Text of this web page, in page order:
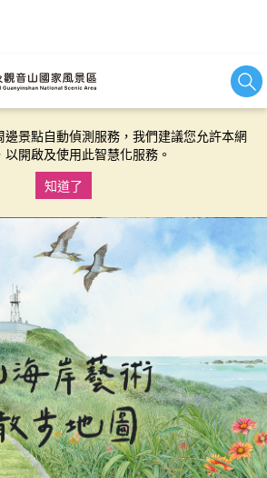
關技術以持續優化網站服務，並有助於為
您繼續使用本網站即表示您同意我們的
邊景點自動偵測服務，我們建議您允許本網
開啟及使用此智慧化服務。
知道了
上觀景平台